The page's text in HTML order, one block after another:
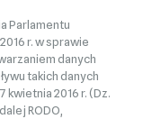
Parlamentu
r. w sprawie
danych
takich danych
kwietnia 2016 r. (Dz.
RODO,